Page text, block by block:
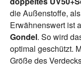
die Außenstoffe,
Erwähnenswert ist
Gondel. So wird
optimal geschützt.
Größe des